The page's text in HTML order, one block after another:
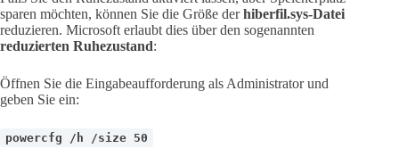
sparen möchten, können Sie die Größe derhiberfil.sys-Datei
reduzieren. Microsoft erlaubt dies über den sogenannten
reduzierten Ruhezustand:
Öffnen Sie die Eingabeaufforderung als Administrator und
geben Sie ein:
powercfg /h /size 50